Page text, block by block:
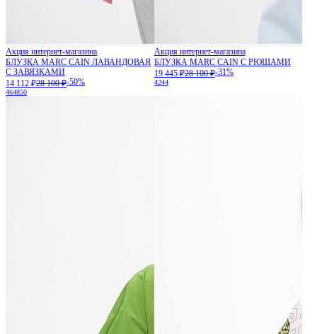
Акция интернет-магазина
БЛУЗКА MARC CAIN ЛАВАНДОВАЯ
С ЗАВЯЗКАМИ
14 112 ₽28 100 ₽-50%
464850
Акция интернет-магазина
БЛУЗКА MARC CAIN С РЮШАМИ
19 445 ₽28 100 ₽-31%
4244